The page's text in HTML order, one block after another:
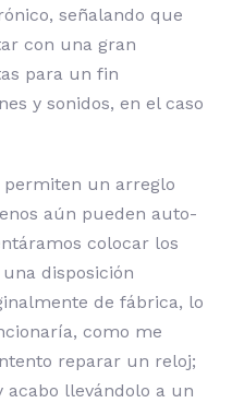
señalando que
con una gran
para un fin
y sonidos, en el caso
permiten un arreglo
aún pueden auto-
colocar los
disposición
de fábrica, lo
como me
reparar un reloj;
acabo llevándolo a un